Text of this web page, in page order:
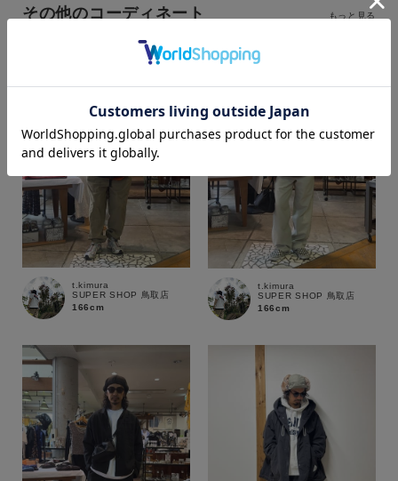
価格
通常商品 予約商品
在庫
在庫あり 在庫なし含む
その他のコーディネート
t.kimura
SUPER SHOP 鳥取店
166cm
t.kimura
SUPER SHOP 鳥取店
166cm
もっと見る